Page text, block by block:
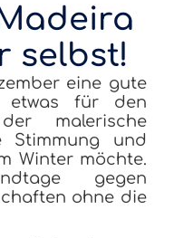
selbst!
eine gute
etwas für den
malerische
Stimmung und
Winter möchte.
gegen
ohne die